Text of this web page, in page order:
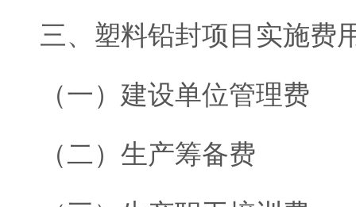
三、塑料铅封项目实施费
（一）建设单位管理费
（二）生产筹备费